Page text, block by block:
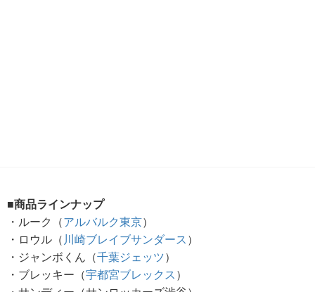
■商品ラインナップ
・ルーク（アルバルク東京）
・ロウル（ 川崎ブレイブサンダース ）
・ジャンボくん（千葉ジェッツ）
・ブレッキー（宇都宮ブレックス ）